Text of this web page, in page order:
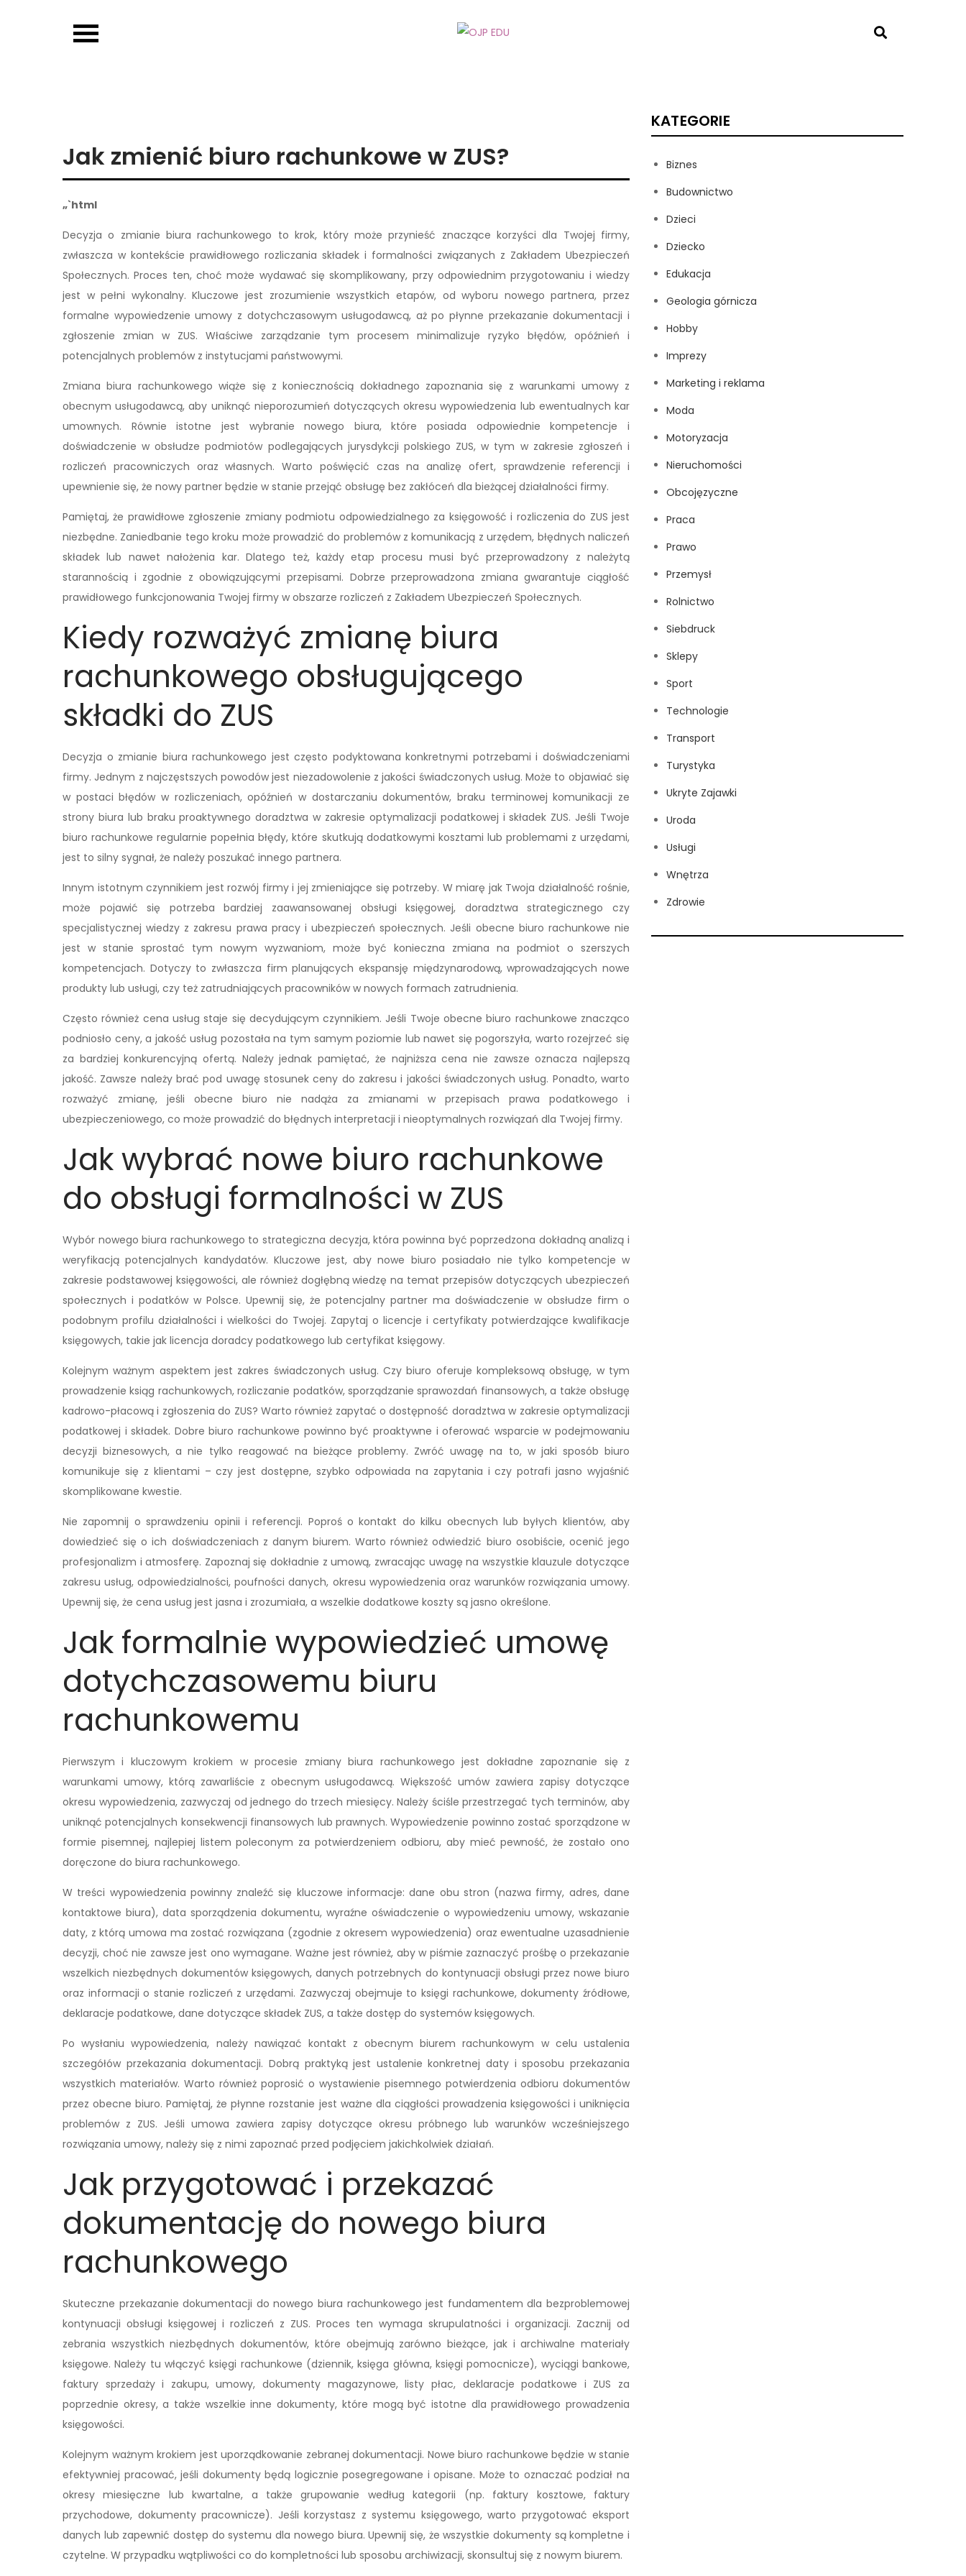
Jak zmienić biuro rachunkowe w ZUS?
„`html
Decyzja o zmianie biura rachunkowego to krok, który może przynieść znaczące korzyści dla Twojej firmy,
zwłaszcza w kontekście prawidłowego rozliczania składek i formalności związanych z Zakładem Ubezpieczeń
Społecznych. Proces ten, choć może wydawać się skomplikowany, przy odpowiednim przygotowaniu i wiedzy
jest w pełni wykonalny. Kluczowe jest zrozumienie wszystkich etapów, od wyboru nowego partnera, przez
formalne wypowiedzenie umowy z dotychczasowym usługodawcą, aż po płynne przekazanie dokumentacji i
zgłoszenie zmian w ZUS. Właściwe zarządzanie tym procesem minimalizuje ryzyko błędów, opóźnień i
potencjalnych problemów z instytucjami państwowymi.
Zmiana biura rachunkowego wiąże się z koniecznością dokładnego zapoznania się z warunkami umowy z
obecnym usługodawcą, aby uniknąć nieporozumień dotyczących okresu wypowiedzenia lub ewentualnych kar
umownych. Równie istotne jest wybranie nowego biura, które posiada odpowiednie kompetencje i
doświadczenie w obsłudze podmiotów podlegających jurysdykcji polskiego ZUS, w tym w zakresie zgłoszeń i
rozliczeń pracowniczych oraz własnych. Warto poświęcić czas na analizę ofert, sprawdzenie referencji i
upewnienie się, że nowy partner będzie w stanie przejąć obsługę bez zakłóceń dla bieżącej działalności firmy.
Pamiętaj, że prawidłowe zgłoszenie zmiany podmiotu odpowiedzialnego za księgowość i rozliczenia do ZUS jest
niezbędne. Zaniedbanie tego kroku może prowadzić do problemów z komunikacją z urzędem, błędnych naliczeń
składek lub nawet nałożenia kar. Dlatego też, każdy etap procesu musi być przeprowadzony z należytą
starannością i zgodnie z obowiązującymi przepisami. Dobrze przeprowadzona zmiana gwarantuje ciągłość
prawidłowego funkcjonowania Twojej firmy w obszarze rozliczeń z Zakładem Ubezpieczeń Społecznych.
Kiedy rozważyć zmianę biura
rachunkowego obsługującego
składki do ZUS
Decyzja o zmianie biura rachunkowego jest często podyktowana konkretnymi potrzebami i doświadczeniami
firmy. Jednym z najczęstszych powodów jest niezadowolenie z jakości świadczonych usług. Może to objawiać się
w postaci błędów w rozliczeniach, opóźnień w dostarczaniu dokumentów, braku terminowej komunikacji ze
strony biura lub braku proaktywnego doradztwa w zakresie optymalizacji podatkowej i składek ZUS. Jeśli Twoje
biuro rachunkowe regularnie popełnia błędy, które skutkują dodatkowymi kosztami lub problemami z urzędami,
jest to silny sygnał, że należy poszukać innego partnera.
Innym istotnym czynnikiem jest rozwój firmy i jej zmieniające się potrzeby. W miarę jak Twoja działalność rośnie,
może pojawić się potrzeba bardziej zaawansowanej obsługi księgowej, doradztwa strategicznego czy
specjalistycznej wiedzy z zakresu prawa pracy i ubezpieczeń społecznych. Jeśli obecne biuro rachunkowe nie
jest w stanie sprostać tym nowym wyzwaniom, może być konieczna zmiana na podmiot o szerszych
kompetencjach. Dotyczy to zwłaszcza firm planujących ekspansję międzynarodową, wprowadzających nowe
produkty lub usługi, czy też zatrudniających pracowników w nowych formach zatrudnienia.
Często również cena usług staje się decydującym czynnikiem. Jeśli Twoje obecne biuro rachunkowe znacząco
podniosło ceny, a jakość usług pozostała na tym samym poziomie lub nawet się pogorszyła, warto rozejrzeć się
za bardziej konkurencyjną ofertą. Należy jednak pamiętać, że najniższa cena nie zawsze oznacza najlepszą
jakość. Zawsze należy brać pod uwagę stosunek ceny do zakresu i jakości świadczonych usług. Ponadto, warto
rozważyć zmianę, jeśli obecne biuro nie nadąża za zmianami w przepisach prawa podatkowego i
ubezpieczeniowego, co może prowadzić do błędnych interpretacji i nieoptymalnych rozwiązań dla Twojej firmy.
Jak wybrać nowe biuro rachunkowe
do obsługi formalności w ZUS
Wybór nowego biura rachunkowego to strategiczna decyzja, która powinna być poprzedzona dokładną analizą i
weryfikacją potencjalnych kandydatów. Kluczowe jest, aby nowe biuro posiadało nie tylko kompetencje w
zakresie podstawowej księgowości, ale również dogłębną wiedzę na temat przepisów dotyczących ubezpieczeń
społecznych i podatków w Polsce. Upewnij się, że potencjalny partner ma doświadczenie w obsłudze firm o
podobnym profilu działalności i wielkości do Twojej. Zapytaj o licencje i certyfikaty potwierdzające kwalifikacje
księgowych, takie jak licencja doradcy podatkowego lub certyfikat księgowy.
Kolejnym ważnym aspektem jest zakres świadczonych usług. Czy biuro oferuje kompleksową obsługę, w tym
prowadzenie ksiąg rachunkowych, rozliczanie podatków, sporządzanie sprawozdań finansowych, a także obsługę
kadrowo-płacową i zgłoszenia do ZUS? Warto również zapytać o dostępność doradztwa w zakresie optymalizacji
podatkowej i składek. Dobre biuro rachunkowe powinno być proaktywne i oferować wsparcie w podejmowaniu
decyzji biznesowych, a nie tylko reagować na bieżące problemy. Zwróć uwagę na to, w jaki sposób biuro
komunikuje się z klientami – czy jest dostępne, szybko odpowiada na zapytania i czy potrafi jasno wyjaśnić
skomplikowane kwestie.
Nie zapomnij o sprawdzeniu opinii i referencji. Poproś o kontakt do kilku obecnych lub byłych klientów, aby
dowiedzieć się o ich doświadczeniach z danym biurem. Warto również odwiedzić biuro osobiście, ocenić jego
profesjonalizm i atmosferę. Zapoznaj się dokładnie z umową, zwracając uwagę na wszystkie klauzule dotyczące
zakresu usług, odpowiedzialności, poufności danych, okresu wypowiedzenia oraz warunków rozwiązania umowy.
Upewnij się, że cena usług jest jasna i zrozumiała, a wszelkie dodatkowe koszty są jasno określone.
Jak formalnie wypowiedzieć umowę
dotychczasowemu biuru
rachunkowemu
Pierwszym i kluczowym krokiem w procesie zmiany biura rachunkowego jest dokładne zapoznanie się z
warunkami umowy, którą zawarliście z obecnym usługodawcą. Większość umów zawiera zapisy dotyczące
okresu wypowiedzenia, zazwyczaj od jednego do trzech miesięcy. Należy ściśle przestrzegać tych terminów, aby
uniknąć potencjalnych konsekwencji finansowych lub prawnych. Wypowiedzenie powinno zostać sporządzone w
formie pisemnej, najlepiej listem poleconym za potwierdzeniem odbioru, aby mieć pewność, że zostało ono
doręczone do biura rachunkowego.
W treści wypowiedzenia powinny znaleźć się kluczowe informacje: dane obu stron (nazwa firmy, adres, dane
kontaktowe biura), data sporządzenia dokumentu, wyraźne oświadczenie o wypowiedzeniu umowy, wskazanie
daty, z którą umowa ma zostać rozwiązana (zgodnie z okresem wypowiedzenia) oraz ewentualne uzasadnienie
decyzji, choć nie zawsze jest ono wymagane. Ważne jest również, aby w piśmie zaznaczyć prośbę o przekazanie
wszelkich niezbędnych dokumentów księgowych, danych potrzebnych do kontynuacji obsługi przez nowe biuro
oraz informacji o stanie rozliczeń z urzędami. Zazwyczaj obejmuje to księgi rachunkowe, dokumenty źródłowe,
deklaracje podatkowe, dane dotyczące składek ZUS, a także dostęp do systemów księgowych.
Po wysłaniu wypowiedzenia, należy nawiązać kontakt z obecnym biurem rachunkowym w celu ustalenia
szczegółów przekazania dokumentacji. Dobrą praktyką jest ustalenie konkretnej daty i sposobu przekazania
wszystkich materiałów. Warto również poprosić o wystawienie pisemnego potwierdzenia odbioru dokumentów
przez obecne biuro. Pamiętaj, że płynne rozstanie jest ważne dla ciągłości prowadzenia księgowości i uniknięcia
problemów z ZUS. Jeśli umowa zawiera zapisy dotyczące okresu próbnego lub warunków wcześniejszego
rozwiązania umowy, należy się z nimi zapoznać przed podjęciem jakichkolwiek działań.
Jak przygotować i przekazać
dokumentację do nowego biura
rachunkowego
Skuteczne przekazanie dokumentacji do nowego biura rachunkowego jest fundamentem dla bezproblemowej
kontynuacji obsługi księgowej i rozliczeń z ZUS. Proces ten wymaga skrupulatności i organizacji. Zacznij od
zebrania wszystkich niezbędnych dokumentów, które obejmują zarówno bieżące, jak i archiwalne materiały
księgowe. Należy tu włączyć księgi rachunkowe (dziennik, księga główna, księgi pomocnicze), wyciągi bankowe,
faktury sprzedaży i zakupu, umowy, dokumenty magazynowe, listy płac, deklaracje podatkowe i ZUS za
poprzednie okresy, a także wszelkie inne dokumenty, które mogą być istotne dla prawidłowego prowadzenia
księgowości.
Kolejnym ważnym krokiem jest uporządkowanie zebranej dokumentacji. Nowe biuro rachunkowe będzie w stanie
efektywniej pracować, jeśli dokumenty będą logicznie posegregowane i opisane. Może to oznaczać podział na
okresy miesięczne lub kwartalne, a także grupowanie według kategorii (np. faktury kosztowe, faktury
przychodowe, dokumenty pracownicze). Jeśli korzystasz z systemu księgowego, warto przygotować eksport
danych lub zapewnić dostęp do systemu dla nowego biura. Upewnij się, że wszystkie dokumenty są kompletne i
czytelne. W przypadku wątpliwości co do kompletności lub sposobu archiwizacji, skonsultuj się z nowym biurem.
KATEGORIE
Biznes
Budownictwo
Dzieci
Dziecko
Edukacja
Geologia górnicza
Hobby
Imprezy
Marketing i reklama
Moda
Motoryzacja
Nieruchomości
Obcojęzyczne
Praca
Prawo
Przemysł
Rolnictwo
Siebdruck
Sklepy
Sport
Technologie
Transport
Turystyka
Ukryte Zajawki
Uroda
Usługi
Wnętrza
Zdrowie